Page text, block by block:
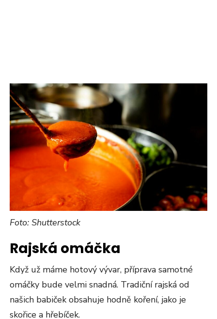
Foto: Shutterstock
Rajská omáčka
Když už máme hotový vývar, příprava samotné
omáčky bude velmi snadná. Tradiční rajská od
našich babiček obsahuje hodně koření, jako je
skořice a hřebíček.